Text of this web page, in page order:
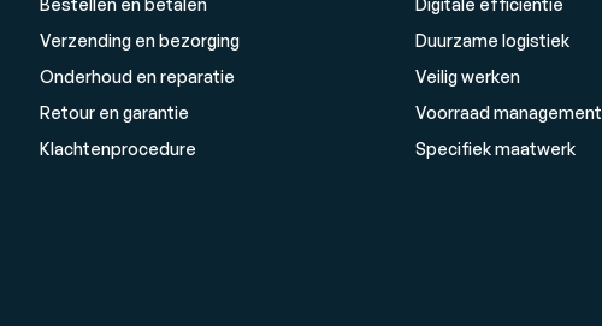
Bestellen en betalen
Verzending en bezorging
Onderhoud en reparatie
Retour en garantie
Klachtenprocedure
Digitale efficiëntie
Duurzame logistiek
Veilig werken
Voorraad management
Specifiek maatwerk